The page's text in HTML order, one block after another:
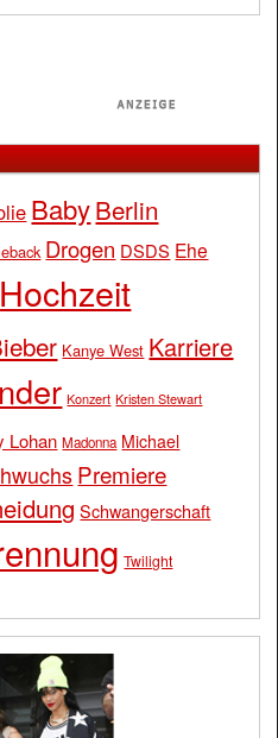
BabyBerlin
Drogen DSDS Ehe
Hochzeit
Kanye West Karriere
Konzert Kristen Stewart
Lohan Madonna Michael
Premiere
Schwangerschaft
Twilight